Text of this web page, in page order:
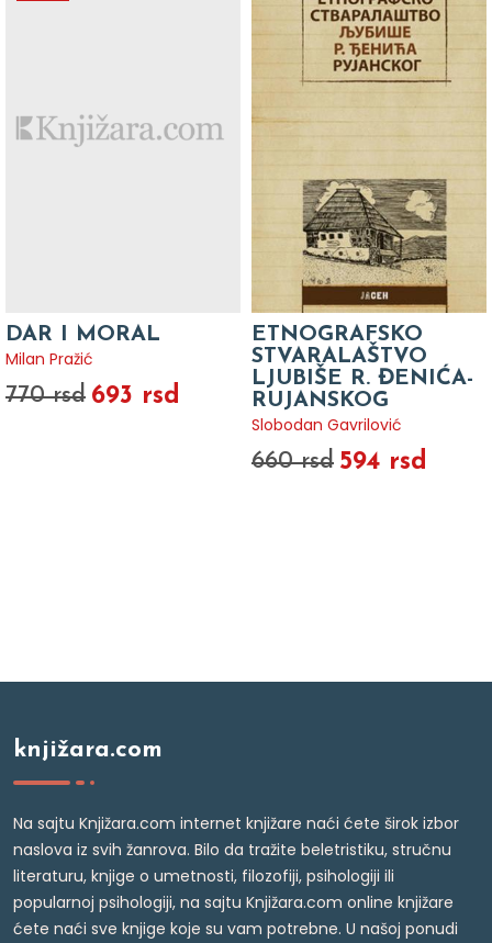
DAR I MORAL
Milan Pražić
770 rsd 693 rsd
ETNOGRAFSKO
STVARALAŠTVO
LJUBIŠE R. ĐENIĆA-
RUJANSKOG
Slobodan Gavrilović
660 rsd 594 rsd
knjižara.com
Na sajtu Knjižara.com internet knjižare naći ćete širok izbor
naslova iz svih žanrova. Bilo da tražite beletristiku, stručnu
literaturu, knjige o umetnosti, filozofiji, psihologiji ili
popularnoj psihologiji, na sajtu Knjižara.com online knjižare
ćete naći sve knjige koje su vam potrebne. U našoj ponudi